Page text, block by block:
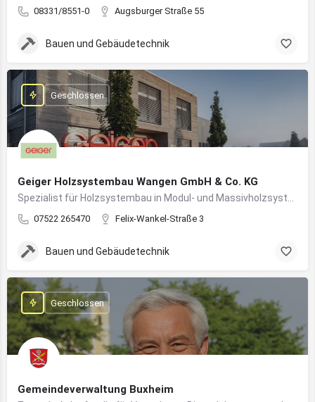
08331/8551-0 Augsburger Straße 55
Bauen und Gebäudetechnik
Geiger Holzsystembau Wangen GmbH & Co. KG
07522 265470 Felix-Wankel-Straße 3
Geschlossen
Bauen und Gebäudetechnik
Gemeindeverwaltung Buxheim
Geschlossen